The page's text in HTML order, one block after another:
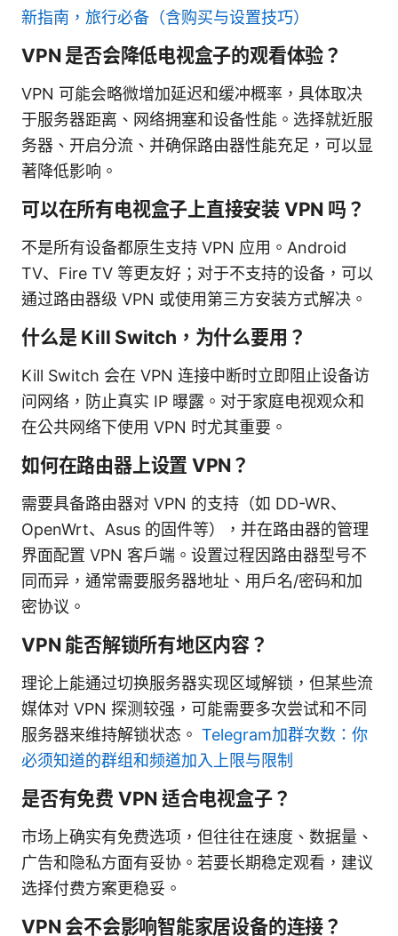
新指南，旅行必备（含购买与设置技巧）
VPN 是否会降低电视盒子的观看体验？
VPN 可能会略微增加延迟和缓冲概率，具体取决
于服务器距离、网络拥塞和设备性能。选择就近服
务器、开启分流、并确保路由器性能充足，可以显
著降低影响。
可以在所有电视盒子上直接安装 VPN 吗？
不是所有设备都原生支持 VPN 应用。Android
TV、Fire TV 等更友好；对于不支持的设备，可以
通过路由器级 VPN 或使用第三方安装方式解决。
什么是 Kill Switch，为什么要用？
Kill Switch 会在 VPN 连接中断时立即阻止设备访
问网络，防止真实 IP 曝露。对于家庭电视观众和
在公共网络下使用 VPN 时尤其重要。
如何在路由器上设置 VPN？
需要具备路由器对 VPN 的支持（如 DD-WR、
OpenWrt、Asus 的固件等），并在路由器的管理
界面配置 VPN 客户端。设置过程因路由器型号不
同而异，通常需要服务器地址、用户名/密码和加
密协议。
VPN 能否解锁所有地区内容？
理论上能通过切换服务器实现区域解锁，但某些流
媒体对 VPN 探测较强，可能需要多次尝试和不同
服务器来维持解锁状态。 Telegram加群次数：你
必须知道的群组和频道加入上限与限制
是否有免费 VPN 适合电视盒子？
市场上确实有免费选项，但往往在速度、数据量、
广告和隐私方面有妥协。若要长期稳定观看，建议
选择付费方案更稳妥。
VPN 会不会影响智能家居设备的连接？